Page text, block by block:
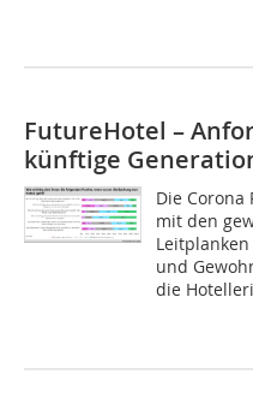
FutureHotel –
künftige
Die Corona
mit den
und
die